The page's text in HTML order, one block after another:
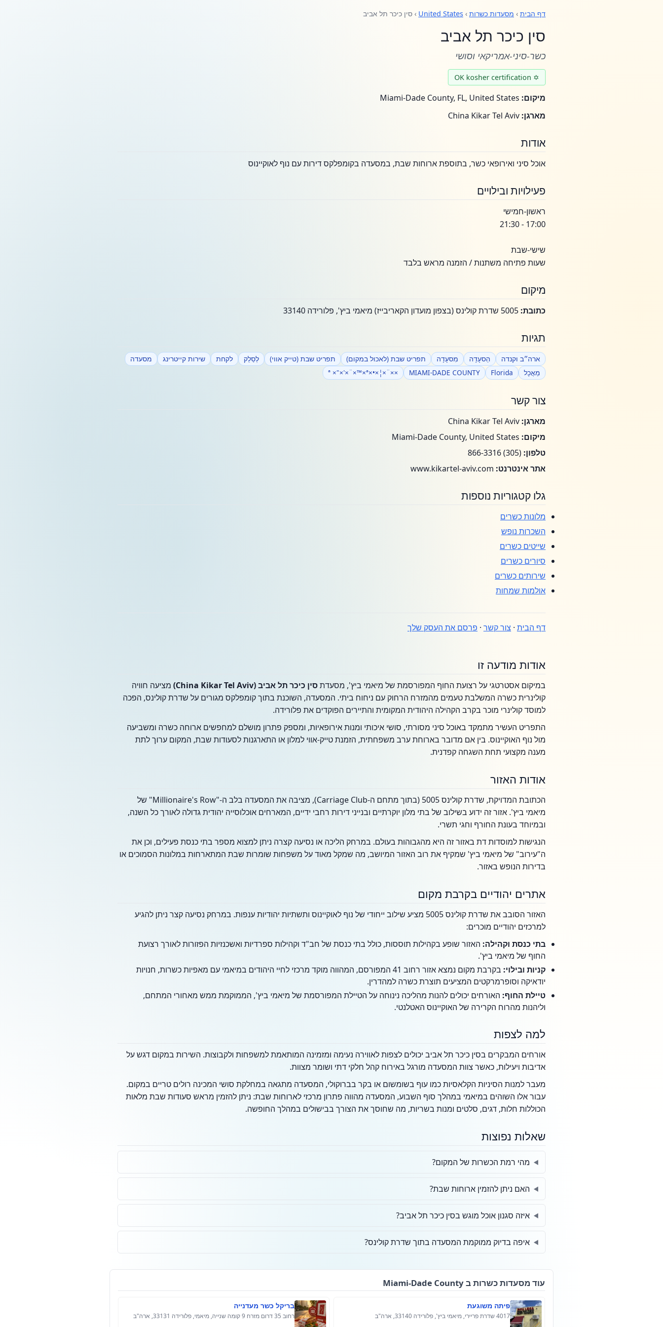
דף הבית › מסעדות כשרות ›
United States › סין כיכר תל אביב
סין כיכר תל אביב
כשר-סיני-אמריקאי וסושי
✡ OK kosher certification
מיקום:
מארגן:
אודות
אוכל סיני ואירופאי כשר, בתוספת ארוחות שבת, במסעדה בקומפלקס דירות עם נוף לאוקיינוס
פעילויות ובילויים
ראשון-חמישי
17:00 - 21:30
שישי-שבת
שעות פתיחה משתנות / הזמנה מראש בלבד
מיקום
כתובת:
תגיות
ארה״ב וקנדה הַסעָדָה מִסעָדָה תפריט שבת (לאכול במקום) תפריט שבת (טייק אווי) לְסַלֵק לקחת שירות קייטרינג
מסעדה
מַאֲכָל
Florida
MIAMI-DADE COUNTY
××¨×¦×•×ª ×"×'×¨×™×ª
צור קשר
מארגן:
מיקום:
טלפון: (305) 866-3316
אתר אינטרנט:
גלו קטגוריות נוספות
מלונות כשרים
השכרות נופש
שייטים כשרים
סיורים כשרים
שירותים כשרים
אולמות שמחות
דף הבית · צור קשר · פרסם את העסק שלך
אודות מודעה זו
במיקום אסטרטגי על רצועת החוף המפורסמת של מיאמי ביץ', מסעדתסין כיכר תל אביב (China Kikar Tel Aviv)
מציעה חוויה
קולינרית כשרה המשלבת טעמים מהמזרח הרחוק עם ניחוח ביתי. המסעדה, השוכנת בתוך קומפלקס מגורים על שדרת קולינס, הפכה
למוסד קולינרי מוכר בקרב הקהילה היהודית המקומית והתיירים הפוקדים את פלורידה.
התפריט העשיר מתמקד באוכל סיני מסורתי, סושי איכותי ומנות אירופאיות, ומספק פתרון מושלם למחפשים ארוחה כשרה ומשביעה
מול נוף האוקיינוס. בין אם מדובר בארוחת ערב משפחתית, הזמנת טייק-אווי למלון או התארגנות לסעודות שבת, המקום ערוך לתת
מענה מקצועי תחת השגחה קפדנית.
אודות האזור
הכתובת המדויקת, שדרת קולינס 5005 (בתוך מתחם ה-Carriage Club), מציבה את המסעדה בלב ה-"Millionaire's Row" של
מיאמי ביץ'. אזור זה ידוע בשילוב של בתי מלון יוקרתיים ובנייני דירות רחבי ידיים, המארחים אוכלוסייה יהודית גדולה לאורך כל השנה,
ובמיוחד בעונת החורף וחגי תשרי.
הנגישות למוסדות דת באזור זה היא מהגבוהות בעולם. במרחק הליכה או נסיעה קצרה ניתן למצוא מספר בתי כנסת פעילים, וכן את
ה"עירוב" של מיאמי ביץ' שמקיף את רוב האזור המיושב, מה שמקל מאוד על משפחות שומרות שבת המתארחות במלונות הסמוכים או
בדירות הנופש באזור.
אתרים יהודיים בקרבת מקום
האזור הסובב את שדרת קולינס 5005 מציע שילוב ייחודי של נוף לאוקיינוס ותשתיות יהודיות ענפות. במרחק נסיעה קצר ניתן להגיע
למרכזים יהודיים מוכרים:
בתי כנסת וקהילה: האזור שופע בקהילות תוססות, כולל בתי כנסת של חב"ד וקהילות ספרדיות ואשכנזיות הפזורות לאורך רצועת
החוף של מיאמי ביץ'.
קניות ובילוי:
בקרבת מקום נמצא אזור רחוב 41 המפורסם, המהווה מוקד מרכזי לחיי היהודים במיאמי עם מאפיות כשרות, חנויות
יודאיקה וסופרמרקטים המציעים תוצרת כשרה למהדרין.
טיילת החוף: האורחים יכולים להנות מהליכה נינוחה על הטיילת המפורסמת של מיאמי ביץ', הממוקמת ממש מאחורי המתחם,
וליהנות מהרוח הקרירה של האוקיינוס האטלנטי.
למה לצפות
אורחים המבקרים בסין כיכר תל אביב יכולים לצפות לאווירה נעימה ומזמינה המותאמת למשפחות ולקבוצות. השירות במקום דגש על
אדיבות ויעילות, כאשר צוות המסעדה מורגל באירוח קהל חלקי דתי ושומר מצוות.
מעבר למנות הסיניות הקלאסיות כמו עוף בשומשום או בקר בברוקולי, המסעדה מתגאה במחלקת סושי המכינה רולים טריים במקום.
עבור אלו השוהים במיאמי במהלך סוף השבוע, המסעדה מהווה פתרון מרכזי לארוחות שבת: ניתן להזמין מראש סעודות שבת מלאות
הכוללות חלות, דגים, סלטים ומנות בשריות, מה שחוסך את הצורך בבישולים במהלך החופשה.
שאלות נפוצות
מהי רמת הכשרות של המקום?
האם ניתן להזמין ארוחות שבת?
איזה סגנון אוכל מוגש בסין כיכר תל אביב?
איפה בדיוק ממוקמת המסעדה בתוך שדרת קולינס?
עוד מסעדות כשרות ב Miami-Dade County
פיתה משוגעת
4017 שדרת פריירי, מיאמי ביץ', פלורידה 33140, ארה"ב
בריקל כשר מעדנייה
רחוב 35 דרום מזרח 9 קומה שנייה, מיאמי, פלורידה 33131, ארה"ב